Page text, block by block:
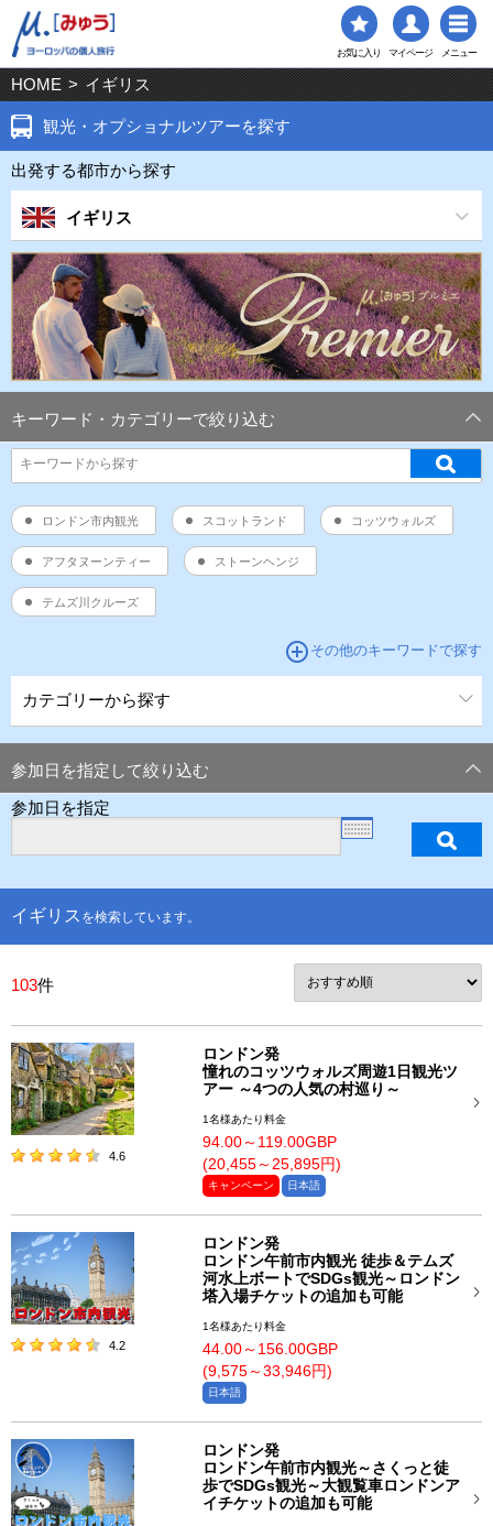
お気に入り マイページ メニュー
HOME > イギリス
観光・オプショナルツアーを探す
出発する都市から探す
イギリス
キーワード・カテゴリーで絞り込む
ロンドン市内観光 スコットランド コッツウォルズ
アフタヌーンティー ストーンヘンジ
テムズ川クルーズ
add_circle_outline その他のキーワードで探す
カテゴリーから探す
参加日を指定して絞り込む
参加日を指定
イギリス を検索しています。
103件
4.6
ロンドン発
憧れのコッツウォルズ周遊1日観光ツ
アー ～4つの人気の村巡り～
1名様あたり料金
94.00～119.00GBP
(20,455～25,895円)
キャンペーン 日本語
4.2
ロンドン発
ロンドン午前市内観光 徒歩＆テムズ
河水上ボートでSDGs観光～ロンドン
塔入場チケットの追加も可能
1名様あたり料金
44.00～156.00GBP
(9,575～33,946円)
日本語
ロンドン発
ロンドン午前市内観光～さくっと徒
歩でSDGs観光～大観覧車ロンドンア
イチケットの追加も可能